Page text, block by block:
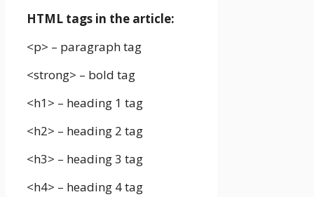
HTML tags in the article:
<p> – paragraph tag
<strong> – bold tag
<h1> – heading 1 tag
<h2> – heading 2 tag
<h3> – heading 3 tag
<h4> – heading 4 tag